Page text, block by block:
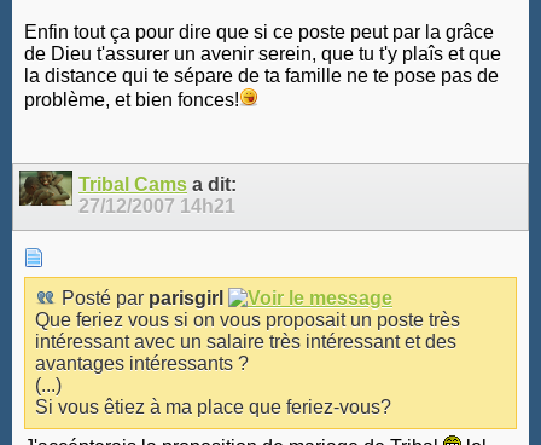
Enfin tout ça pour dire que si ce poste peut par la grâce
de Dieu t'assurer un avenir serein, que tu t'y plaîs et que
la distance qui te sépare de ta famille ne te pose pas de
problème, et bien fonces!
Tribal Cams a dit:
27/12/2007 14h21
Posté par parisgirl
Que feriez vous si on vous proposait un poste très
intéressant avec un salaire très intéressant et des
avantages intéressants ?
(...)
Si vous êtiez à ma place que feriez-vous?